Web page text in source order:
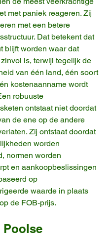
met paniek reageren. Zij
met een betere
Dat betekent dat
blijft worden waar dat
is, terwijl tegelijk de
van één land, één soort
kostenaanname wordt
robuuste
ontstaat niet doordat
de ene op de andere
Zij ontstaat doordat
worden
normen worden
en aankoopbeslissingen
op
waarde in plaats
de FOB-prijs.
Poolse